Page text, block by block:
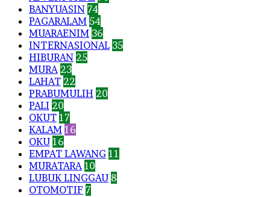
BANYUASIN 74
PAGARALAM 54
MUARAENIM 36
INTERNASIONAL 35
HIBURAN 25
MURA 23
LAHAT 22
PRABUMULIH 20
PALI 20
OKUT 17
KALAM 16
OKU 16
EMPAT LAWANG 11
MURATARA 10
LUBUK LINGGAU 8
OTOMOTIF 7